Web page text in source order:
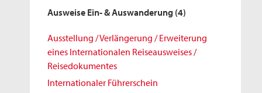
Ausweise Ein- & Auswanderung (4)
Ausstellung / Verlängerung / Erweiterung
eines Internationalen Reiseausweises /
Reisedokumentes
Internationaler Führerschein